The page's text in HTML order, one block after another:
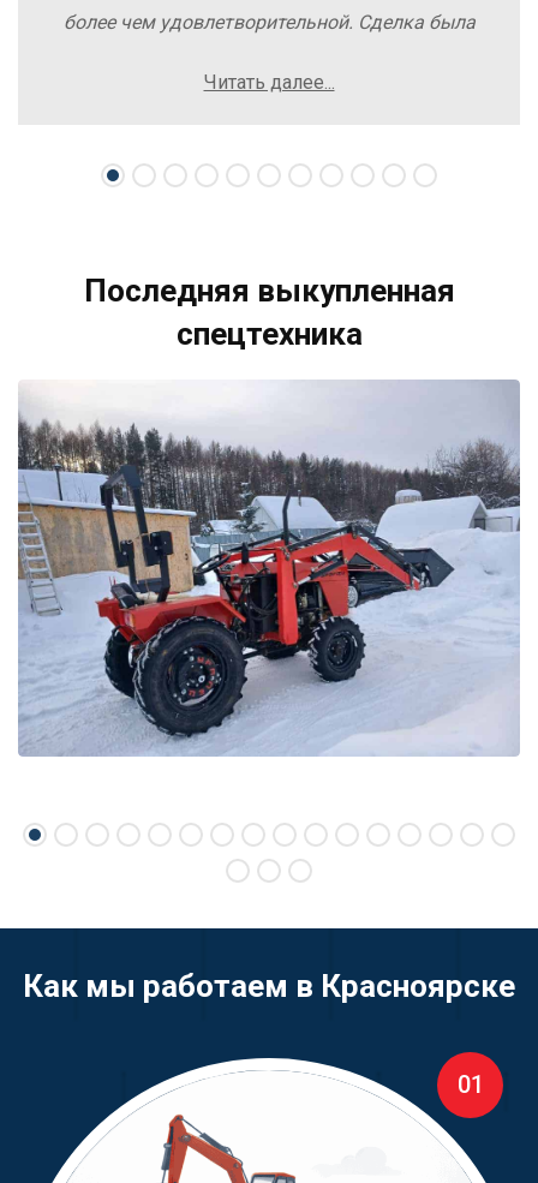
более чем удовлетворительной. Сделка была
осложнений. Рекомендую компанию Excavator
свою спецтехнику.
Читать далее...
Последняя выкупленная
спецтехника
Как мы работаем в Красноярске
01